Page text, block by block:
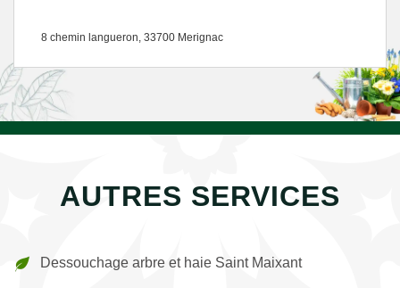
8 chemin langueron, 33700 Merignac
AUTRES SERVICES
Dessouchage arbre et haie Saint Maixant